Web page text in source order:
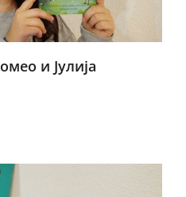
и Јулија